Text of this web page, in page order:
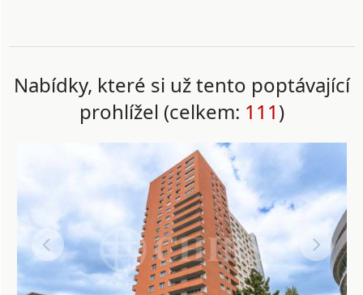
Nabídky, které si už tento poptávající
prohlížel (celkem: 111)